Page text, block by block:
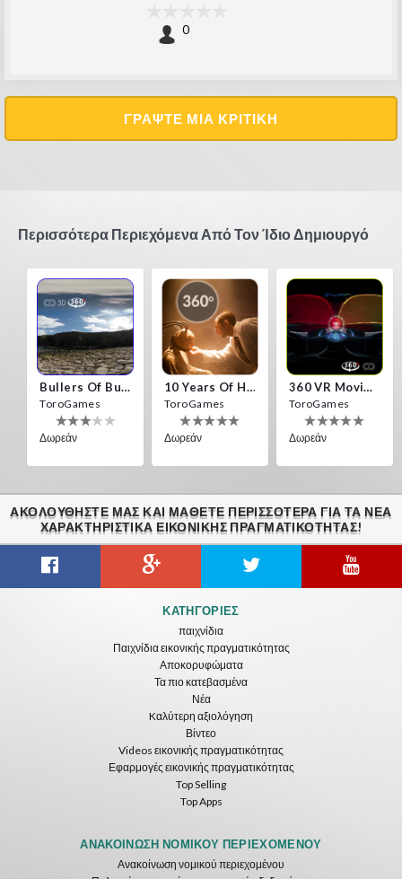
0
ΓΡΆΨΤΕ ΜΙΑ ΚΡΙΤΙΚΉ
Περισσότερα Περιεχόμενα Από Τον Ίδιο Δημιουργό
Bullers Of Buchan Aberdeen
ToroGames
Δωρεάν
10 Years Of Horror Nights
ToroGames
Δωρεάν
360 VR Movie Experience
ToroGames
Δωρεάν
Caminandes
ToroGames
Δωρεάν Δωρεάν
ToroGames ToroGames ToroGames
ΑΚΟΛΟΥΘΉΣΤΕ ΜΑΣ ΚΑΙ ΜΆΘΕΤΕ ΠΕΡΙΣΣΌΤΕΡΑ ΓΙΑ ΤΑ ΝΈΑ
ΧΑΡΑΚΤΗΡΙΣΤΙΚΆ ΕΙΚΟΝΙΚΗΣ ΠΡΑΓΜΑΤΙΚΟΤΗΤΑΣ!
ΚΑΤΗΓΟΡΊΕΣ
παιχνίδια
Παιχνίδια εικονικής πραγματικότητας
Αποκορυφώματα
Τα πιο κατεβασμένα
Νέα
Kαλύτερη αξιολόγηση
Βίντεο
Videos εικονικής πραγματικότητας
Εφαρμογές εικονικής πραγματικότητας
Top Selling
Top Apps
ΑΝΑΚΟΊΝΩΣΗ ΝΟΜΙΚΟΎ ΠΕΡΙΕΧΟΜΈΝΟΥ
Ανακοίνωση νομικού περιεχομένου